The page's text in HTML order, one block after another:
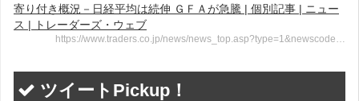
寄り付き概況－日経平均は続伸 ＧＦＡが急騰 | 個別記事 | ニュー
ス | トレーダーズ・ウェブ
https://www.traders.co.jp/news/news_top.asp?type=1&newscode…
ツイートPickup！